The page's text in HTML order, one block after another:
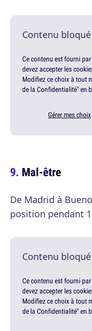
Contenu
Ce contenu est fourni
devez accepter les
Modifiez ce choix à tout
de la Confidentialité" en
Gérer mes choix
Mal-être
De Madrid à
position pendant
Contenu
Ce contenu est fourni
devez accepter les
Modifiez ce choix à tout
de la Confidentialité" en